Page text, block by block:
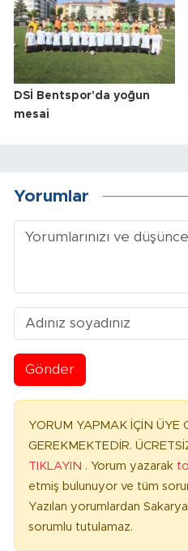
DSİ Bentspor'da yoğun
mesai
Yorumlar
Gönder
YORUM YAPMAK İÇİN ÜYE
GEREKMEKTEDİR.
TIKLAYIN . Yorum yazarak
etmiş bulunuyor ve tüm
Yazılan yorumlardan
sorumlu tutulamaz.